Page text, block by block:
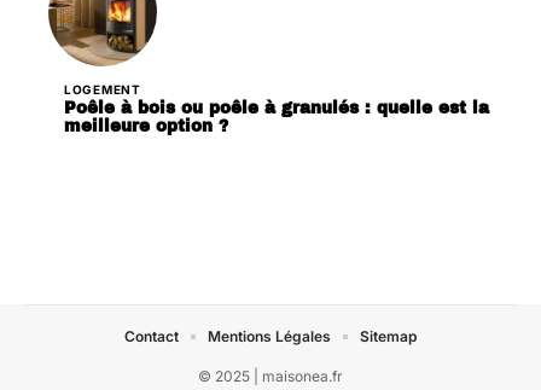
LOGEMENT
Poêle à bois ou poêle à granulés : quelle est la
meilleure option ?
© 2025 | maisonea.fr
Contact Mentions Légales Sitemap